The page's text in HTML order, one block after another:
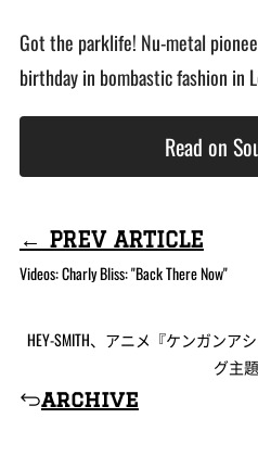
Got the parklife! Nu-metal
birthday in bombastic fashion in
Read on
← PREV ARTICLE
Videos: Charly Bliss: "Back There Now"
archive
HEY-SMITH、アニメ『ケンガンア
グ主